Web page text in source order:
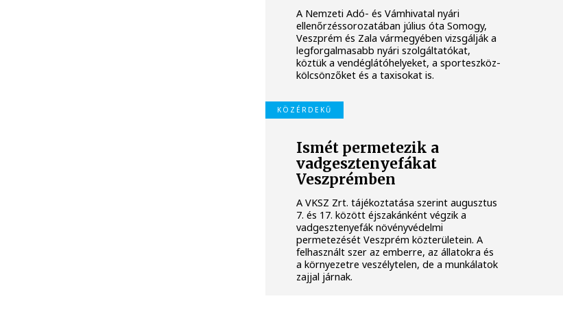
A Nemzeti Adó- és Vámhivatal nyári
ellenőrzéssorozatában július óta Somogy,
Veszprém és Zala vármegyében vizsgálják a
legforgalmasabb nyári szolgáltatókat,
köztük a vendéglátóhelyeket, a sporteszköz-
kölcsönzőket és a taxisokat is.
KÖZÉRDEKŰ
Ismét permetezik a
vadgesztenyefákat
Veszprémben
A VKSZ Zrt. tájékoztatása szerint augusztus
7. és 17. között éjszakánként végzik a
vadgesztenyefák növényvédelmi
permetezését Veszprém közterületein. A
felhasznált szer az emberre, az állatokra és
a környezetre veszélytelen, de a munkálatok
zajjal járnak.